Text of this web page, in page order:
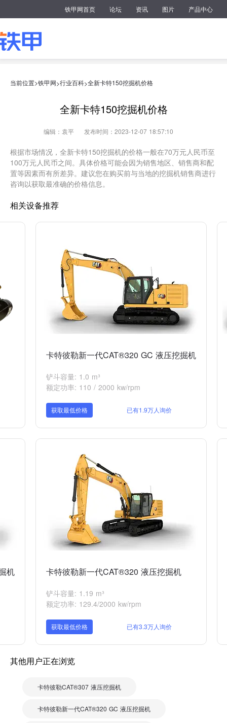
铁甲网首页 论坛 资讯 图片 产品中心
当前位置>铁甲网>行业百科>全新卡特150挖掘机价格
全新卡特150挖掘机价格
编辑：袁平 发布时间：2023-12-07 18:57:10
根据市场情况，全新卡特150挖掘机的价格一般在70万元人民币至
100万元人民币之间。具体价格可能会因为销售地区、销售商和配
置等因素而有所差异。建议您在购买前与当地的挖掘机销售商进行
咨询以获取最准确的价格信息。
相关设备推荐
卡特彼勒新一代CAT®320 GC 液压挖掘机
铲斗容量: 1.0 m³
额定功率: 110 / 2000 kw/rpm
获取最低价格 已有1.9万人询价
机 卡特彼勒新一代CAT®320 液压挖掘机
铲斗容量: 1.19 m³
额定功率: 129.4/2000 kw/rpm
获取最低价格 已有3.3万人询价
其他用户正在浏览
卡特彼勒CAT®307 液压挖掘机
卡特彼勒新一代CAT®320 GC 液压挖掘机